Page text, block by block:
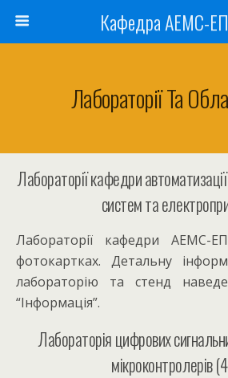
Кафедра АЕМС-
Лабораторії Та
Лабораторії кафедри
систем та
Лабораторії кафедри АЕМС-
фотокартках. Детальну
лабораторію та стенд
“Інформація”.
Лабораторія цифрових
мікроконтролерів